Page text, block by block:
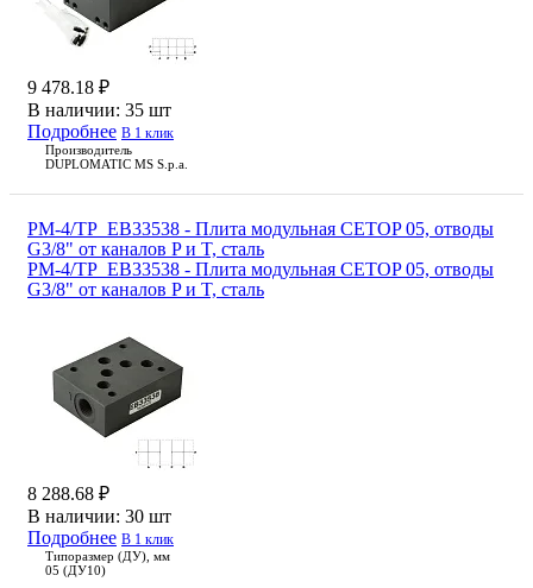
9 478.18 ₽
В наличии: 35 шт
Подробнее В 1 клик
Производитель
DUPLOMATIC MS S.p.a.
PM-4/TP_EB33538 - Плита модульная CETOP 05, отводы
G3/8" от каналов P и T, сталь
PM-4/TP_EB33538 - Плита модульная CETOP 05, отводы
G3/8" от каналов P и T, сталь
8 288.68 ₽
В наличии: 30 шт
Подробнее В 1 клик
Типоразмер (ДУ), мм
05 (ДУ10)